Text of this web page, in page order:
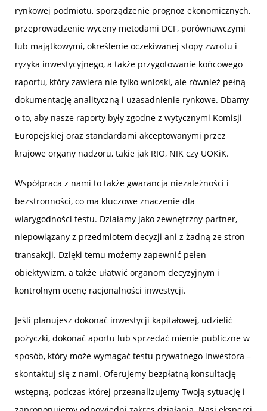
rynkowej podmiotu, sporządzenie prognoz ekonomicznych,
przeprowadzenie wyceny metodami DCF, porównawczymi
lub majątkowymi, określenie oczekiwanej stopy zwrotu i
ryzyka inwestycyjnego, a także przygotowanie końcowego
raportu, który zawiera nie tylko wnioski, ale również pełną
dokumentację analityczną i uzasadnienie rynkowe. Dbamy
o to, aby nasze raporty były zgodne z wytycznymi Komisji
Europejskiej oraz standardami akceptowanymi przez
krajowe organy nadzoru, takie jak RIO, NIK czy UOKiK.
Współpraca z nami to także gwarancja niezależności i
bezstronności, co ma kluczowe znaczenie dla
wiarygodności testu. Działamy jako zewnętrzny partner,
niepowiązany z przedmiotem decyzji ani z żadną ze stron
transakcji. Dzięki temu możemy zapewnić pełen
obiektywizm, a także ułatwić organom decyzyjnym i
kontrolnym ocenę racjonalności inwestycji.
Jeśli planujesz dokonać inwestycji kapitałowej, udzielić
pożyczki, dokonać aportu lub sprzedać mienie publiczne w
sposób, który może wymagać testu prywatnego inwestora –
skontaktuj się z nami. Oferujemy bezpłatną konsultację
wstępną, podczas której przeanalizujemy Twoją sytuację i